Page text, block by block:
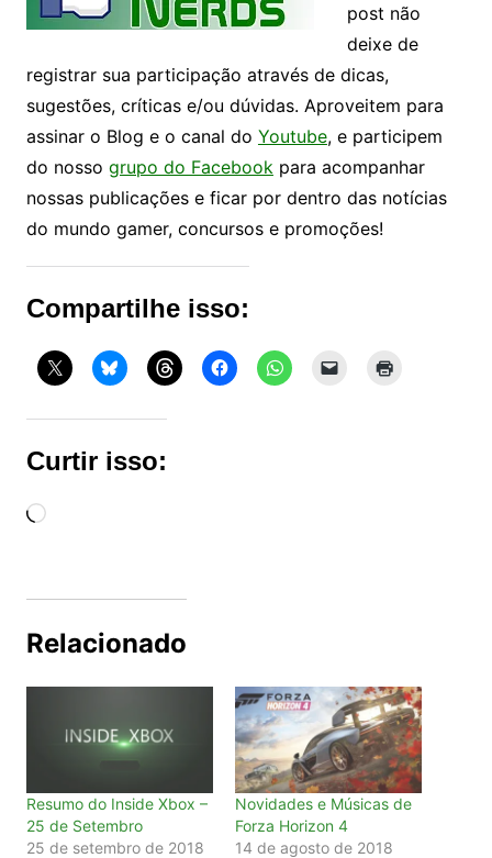
post não
deixe de
registrar sua participação através de dicas,
sugestões, críticas e/ou dúvidas. Aproveitem para
assinar o Blog e o canal do Youtube, e participem
do nosso grupo do Facebook para acompanhar
nossas publicações e ficar por dentro das notícias
do mundo gamer, concursos e promoções!
Compartilhe isso:
Curtir isso:
Carregando...
Relacionado
Resumo do Inside Xbox –
25 de Setembro
25 de setembro de 2018
Novidades e Músicas de
Forza Horizon 4
14 de agosto de 2018